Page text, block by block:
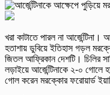
খরা কাটাতে পারল না
হতাশায় ডুবিয়ে ইতিহাস গড়ল
জিতল আফ্রিকান দেশটি। চিলির
লড়াইয়ে আর্জেন্টিনাকে ২-০
গোল করেন মরক্কোর ফরোয়ার্ড